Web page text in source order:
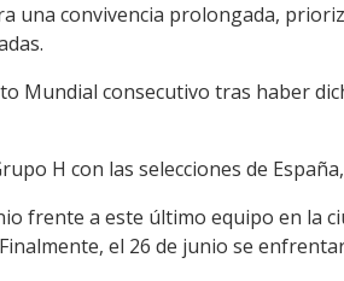
una convivencia prolongada,
Mundial consecutivo tras haber
H con las selecciones de
frente a este último equipo en la
el 26 de junio se